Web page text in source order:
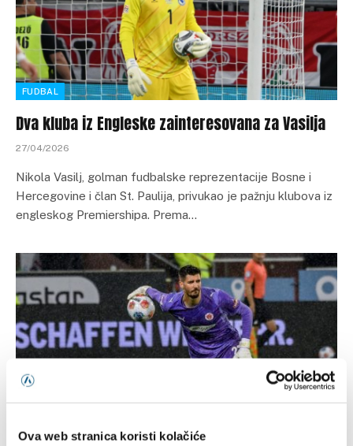
Ova web stranica koristi kolačiće
FUDBAL
Dva kluba iz Engleske zainteresovana za Vasilja
27/04/2026
Nikola Vasilj, golman fudbalske reprezentacije Bosne i
Hercegovine i član St. Paulija, privukao je pažnju klubova iz
engleskog Premiershipa. Prema…